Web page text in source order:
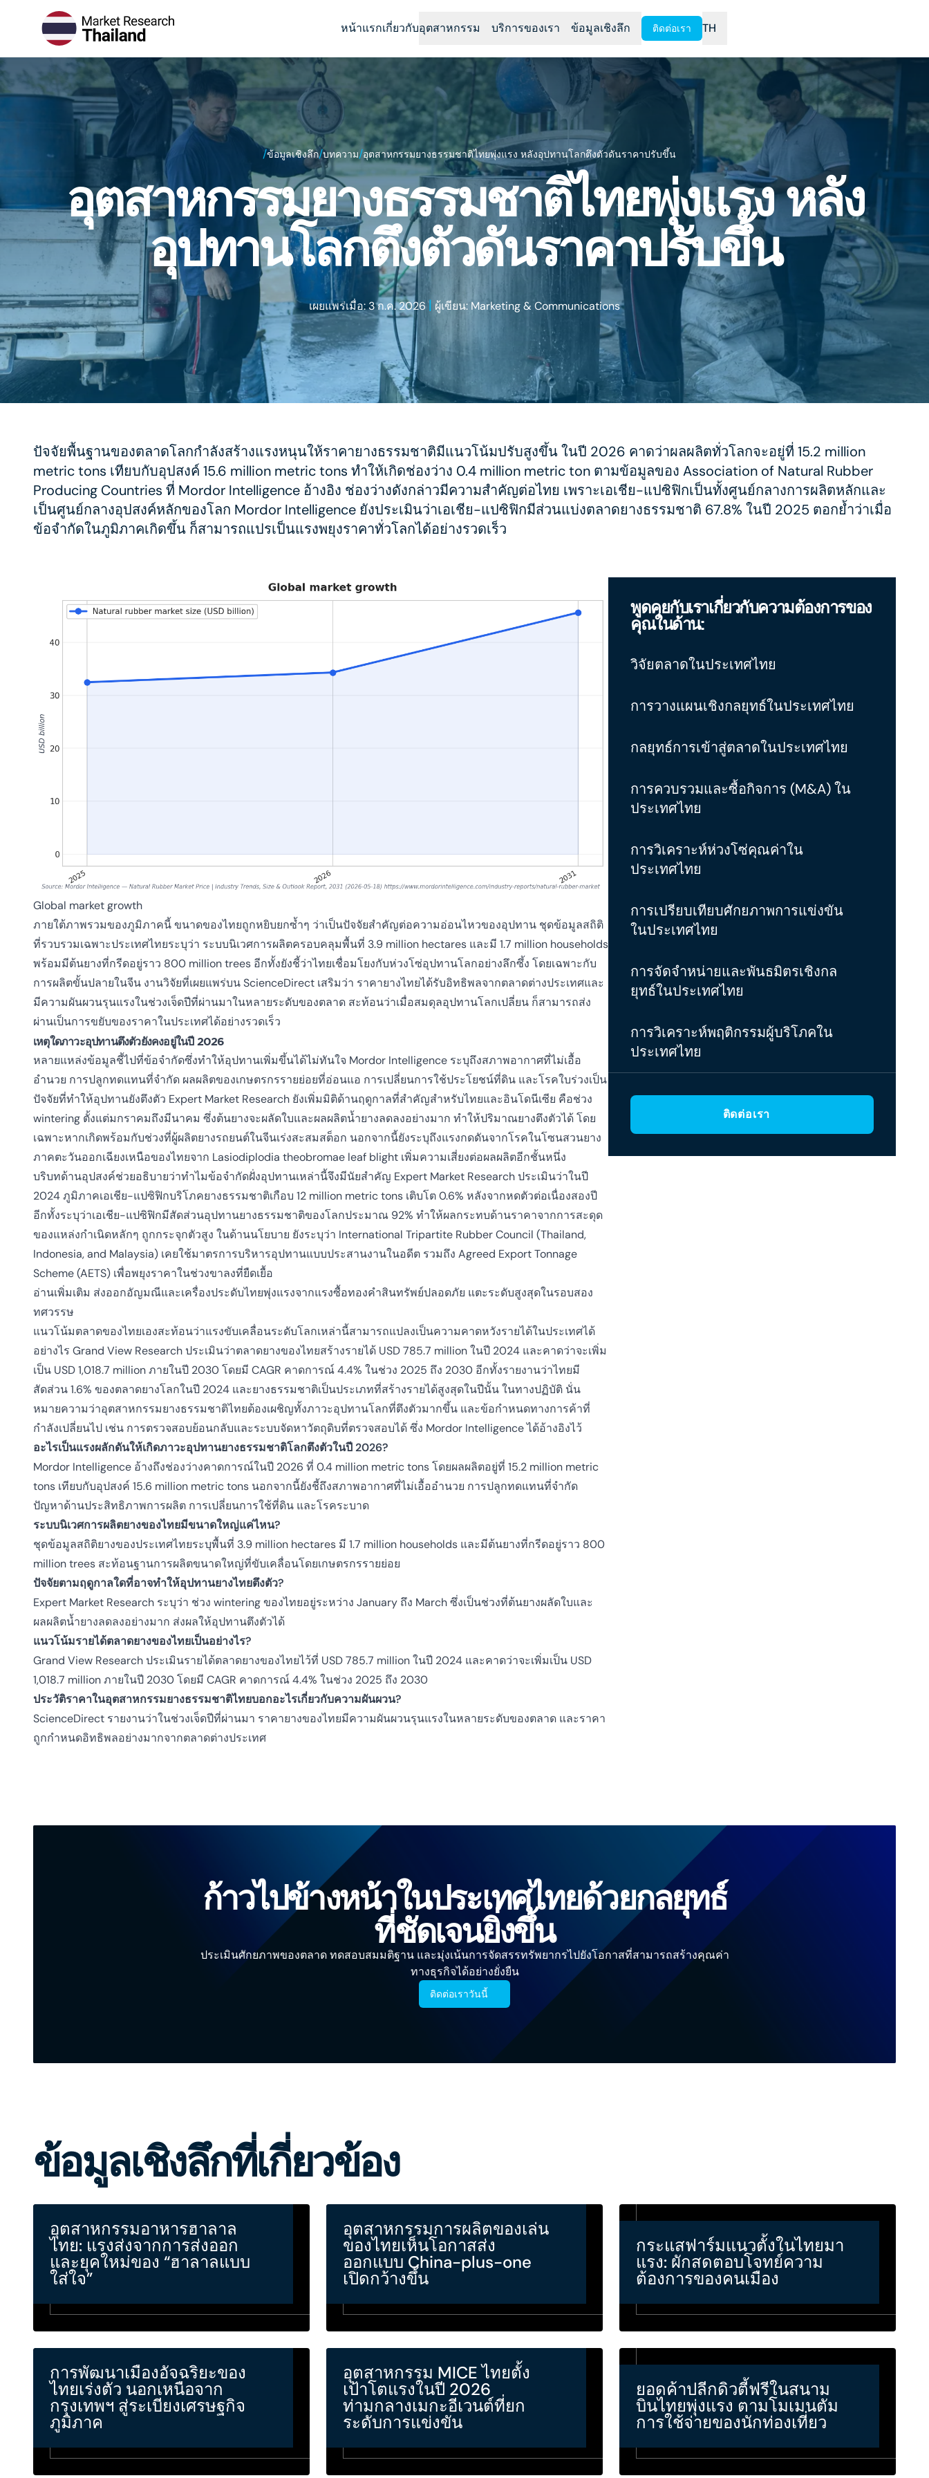
หน้าแรกเกี่ยวกับอุตสาหกรรม บริการของเรา ข้อมูลเชิงลึก ติดต่อเรา TH
/ข้อมูลเชิงลึก/บทความ/อุตสาหกรรมยางธรรมชาติไทยพุ่งแรง หลังอุปทานโลกตึงตัวดันราคาปรับขึ้น
อุตสาหกรรมยางธรรมชาติไทยพุ่งแรง หลัง
อุปทานโลกตึงตัวดันราคาปรับขึ้น
เผยแพร่เมื่อ: 3 ก.ค. 2026| ผู้เขียน: Marketing & Communications
ปัจจัยพื้นฐานของตลาดโลกกำลังสร้างแรงหนุนให้ราคายางธรรมชาติมีแนวโน้มปรับสูงขึ้น ในปี 2026 คาดว่าผลผลิตทั่วโลกจะอยู่ที่ 15.2 million
metric tons เทียบกับอุปสงค์ 15.6 million metric tons ทำให้เกิดช่องว่าง 0.4 million metric ton ตามข้อมูลของ Association of Natural Rubber
Producing Countries ที่ Mordor Intelligence อ้างอิง ช่องว่างดังกล่าวมีความสำคัญต่อไทย เพราะเอเชีย-แปซิฟิกเป็นทั้งศูนย์กลางการผลิตหลักและ
เป็นศูนย์กลางอุปสงค์หลักของโลก Mordor Intelligence ยังประเมินว่าเอเชีย-แปซิฟิกมีส่วนแบ่งตลาดยางธรรมชาติ 67.8% ในปี 2025 ตอกย้ำว่าเมื่อ
ข้อจำกัดในภูมิภาคเกิดขึ้น ก็สามารถแปรเป็นแรงพยุงราคาทั่วโลกได้อย่างรวดเร็ว
Global market growth
ภายใต้ภาพรวมของภูมิภาคนี้ ขนาดของไทยถูกหยิบยกซ้ำๆ ว่าเป็นปัจจัยสำคัญต่อความอ่อนไหวของอุปทาน ชุดข้อมูลสถิติ
ที่รวบรวมเฉพาะประเทศไทยระบุว่า ระบบนิเวศการผลิตครอบคลุมพื้นที่ 3.9 million hectares และมี 1.7 million households
พร้อมมีต้นยางที่กรีดอยู่ราว 800 million trees อีกทั้งยังชี้ว่าไทยเชื่อมโยงกับห่วงโซ่อุปทานโลกอย่างลึกซึ้ง โดยเฉพาะกับ
การผลิตขั้นปลายในจีน งานวิจัยที่เผยแพร่บน ScienceDirect เสริมว่า ราคายางไทยได้รับอิทธิพลจากตลาดต่างประเทศและ
มีความผันผวนรุนแรงในช่วงเจ็ดปีที่ผ่านมาในหลายระดับของตลาด สะท้อนว่าเมื่อสมดุลอุปทานโลกเปลี่ยน ก็สามารถส่ง
ผ่านเป็นการขยับของราคาในประเทศได้อย่างรวดเร็ว
เหตุใดภาวะอุปทานตึงตัวยังคงอยู่ในปี 2026
หลายแหล่งข้อมูลชี้ไปที่ข้อจำกัดซึ่งทำให้อุปทานเพิ่มขึ้นได้ไม่ทันใจ Mordor Intelligence ระบุถึงสภาพอากาศที่ไม่เอื้อ
อำนวย การปลูกทดแทนที่จำกัด ผลผลิตของเกษตรกรรายย่อยที่อ่อนแอ การเปลี่ยนการใช้ประโยชน์ที่ดิน และโรคใบร่วงเป็น
ปัจจัยที่ทำให้อุปทานยังตึงตัว Expert Market Research ยังเพิ่มมิติด้านฤดูกาลที่สำคัญสำหรับไทยและอินโดนีเซีย คือช่วง
wintering ตั้งแต่มกราคมถึงมีนาคม ซึ่งต้นยางจะผลัดใบและผลผลิตน้ำยางลดลงอย่างมาก ทำให้ปริมาณยางตึงตัวได้ โดย
เฉพาะหากเกิดพร้อมกับช่วงที่ผู้ผลิตยางรถยนต์ในจีนเร่งสะสมสต็อก นอกจากนี้ยังระบุถึงแรงกดดันจากโรคในโซนสวนยาง
ภาคตะวันออกเฉียงเหนือของไทยจาก Lasiodiplodia theobromae leaf blight เพิ่มความเสี่ยงต่อผลผลิตอีกชั้นหนึ่ง
บริบทด้านอุปสงค์ช่วยอธิบายว่าทำไมข้อจำกัดฝั่งอุปทานเหล่านี้จึงมีนัยสำคัญ Expert Market Research ประเมินว่าในปี
2024 ภูมิภาคเอเชีย-แปซิฟิกบริโภคยางธรรมชาติเกือบ 12 million metric tons เติบโต 0.6% หลังจากหดตัวต่อเนื่องสองปี
อีกทั้งระบุว่าเอเชีย-แปซิฟิกมีสัดส่วนอุปทานยางธรรมชาติของโลกประมาณ 92% ทำให้ผลกระทบด้านราคาจากการสะดุด
ของแหล่งกำเนิดหลักๆ ถูกกระจุกตัวสูง ในด้านนโยบาย ยังระบุว่า International Tripartite Rubber Council (Thailand,
Indonesia, and Malaysia) เคยใช้มาตรการบริหารอุปทานแบบประสานงานในอดีต รวมถึง Agreed Export Tonnage
Scheme (AETS) เพื่อพยุงราคาในช่วงขาลงที่ยืดเยื้อ
อ่านเพิ่มเติม ส่งออกอัญมณีและเครื่องประดับไทยพุ่งแรงจากแรงซื้อทองคำสินทรัพย์ปลอดภัย แตะระดับสูงสุดในรอบสอง
ทศวรรษ
แนวโน้มตลาดของไทยเองสะท้อนว่าแรงขับเคลื่อนระดับโลกเหล่านี้สามารถแปลงเป็นความคาดหวังรายได้ในประเทศได้
อย่างไร Grand View Research ประเมินว่าตลาดยางของไทยสร้างรายได้ USD 785.7 million ในปี 2024 และคาดว่าจะเพิ่ม
เป็น USD 1,018.7 million ภายในปี 2030 โดยมี CAGR คาดการณ์ 4.4% ในช่วง 2025 ถึง 2030 อีกทั้งรายงานว่าไทยมี
สัดส่วน 1.6% ของตลาดยางโลกในปี 2024 และยางธรรมชาติเป็นประเภทที่สร้างรายได้สูงสุดในปีนั้น ในทางปฏิบัติ นั่น
หมายความว่าอุตสาหกรรมยางธรรมชาติไทยต้องเผชิญทั้งภาวะอุปทานโลกที่ตึงตัวมากขึ้น และข้อกำหนดทางการค้าที่
กำลังเปลี่ยนไป เช่น การตรวจสอบย้อนกลับและระบบจัดหาวัตถุดิบที่ตรวจสอบได้ ซึ่ง Mordor Intelligence ได้อ้างอิงไว้
อะไรเป็นแรงผลักดันให้เกิดภาวะอุปทานยางธรรมชาติโลกตึงตัวในปี 2026?
Mordor Intelligence อ้างถึงช่องว่างคาดการณ์ในปี 2026 ที่ 0.4 million metric tons โดยผลผลิตอยู่ที่ 15.2 million metric
tons เทียบกับอุปสงค์ 15.6 million metric tons นอกจากนี้ยังชี้ถึงสภาพอากาศที่ไม่เอื้ออำนวย การปลูกทดแทนที่จำกัด
ปัญหาด้านประสิทธิภาพการผลิต การเปลี่ยนการใช้ที่ดิน และโรคระบาด
ระบบนิเวศการผลิตยางของไทยมีขนาดใหญ่แค่ไหน?
ชุดข้อมูลสถิติยางของประเทศไทยระบุพื้นที่ 3.9 million hectares มี 1.7 million households และมีต้นยางที่กรีดอยู่ราว 800
million trees สะท้อนฐานการผลิตขนาดใหญ่ที่ขับเคลื่อนโดยเกษตรกรรายย่อย
ปัจจัยตามฤดูกาลใดที่อาจทำให้อุปทานยางไทยตึงตัว?
Expert Market Research ระบุว่า ช่วง wintering ของไทยอยู่ระหว่าง January ถึง March ซึ่งเป็นช่วงที่ต้นยางผลัดใบและ
ผลผลิตน้ำยางลดลงอย่างมาก ส่งผลให้อุปทานตึงตัวได้
แนวโน้มรายได้ตลาดยางของไทยเป็นอย่างไร?
Grand View Research ประเมินรายได้ตลาดยางของไทยไว้ที่ USD 785.7 million ในปี 2024 และคาดว่าจะเพิ่มเป็น USD
1,018.7 million ภายในปี 2030 โดยมี CAGR คาดการณ์ 4.4% ในช่วง 2025 ถึง 2030
ประวัติราคาในอุตสาหกรรมยางธรรมชาติไทยบอกอะไรเกี่ยวกับความผันผวน?
ScienceDirect รายงานว่าในช่วงเจ็ดปีที่ผ่านมา ราคายางของไทยมีความผันผวนรุนแรงในหลายระดับของตลาด และราคา
ถูกกำหนดอิทธิพลอย่างมากจากตลาดต่างประเทศ
พูดคุยกับเราเกี่ยวกับความต้องการของ
คุณในด้าน:
วิจัยตลาดในประเทศไทย
การวางแผนเชิงกลยุทธ์ในประเทศไทย
กลยุทธ์การเข้าสู่ตลาดในประเทศไทย
การควบรวมและซื้อกิจการ (M&A) ใน
ประเทศไทย
การวิเคราะห์ห่วงโซ่คุณค่าใน
ประเทศไทย
การเปรียบเทียบศักยภาพการแข่งขัน
ในประเทศไทย
การจัดจำหน่ายและพันธมิตรเชิงกล
ยุทธ์ในประเทศไทย
การวิเคราะห์พฤติกรรมผู้บริโภคใน
ประเทศไทย
ติดต่อเรา
ก้าวไปข้างหน้าในประเทศไทยด้วยกลยุทธ์
ที่ชัดเจนยิ่งขึ้น
ประเมินศักยภาพของตลาด ทดสอบสมมติฐาน และมุ่งเน้นการจัดสรรทรัพยากรไปยังโอกาสที่สามารถสร้างคุณค่า
ทางธุรกิจได้อย่างยั่งยืน
ติดต่อเราวันนี้
ข้อมูลเชิงลึกที่เกี่ยวข้อง
อุตสาหกรรมอาหารฮาลาล
ไทย: แรงส่งจากการส่งออก
และยุคใหม่ของ “ฮาลาลแบบ
ใส่ใจ”
อุตสาหกรรมการผลิตของเล่น
ของไทยเห็นโอกาสส่ง
ออกแบบ China-plus-one
เปิดกว้างขึ้น
กระแสฟาร์มแนวตั้งในไทยมา
แรง: ผักสดตอบโจทย์ความ
ต้องการของคนเมือง
การพัฒนาเมืองอัจฉริยะของ
ไทยเร่งตัว นอกเหนือจาก
กรุงเทพฯ สู่ระเบียงเศรษฐกิจ
ภูมิภาค
อุตสาหกรรม MICE ไทยตั้ง
เป้าโตแรงในปี 2026
ท่ามกลางเมกะอีเวนต์ที่ยก
ระดับการแข่งขัน
ยอดค้าปลีกดิวตี้ฟรีในสนาม
บินไทยพุ่งแรง ตามโมเมนตัม
การใช้จ่ายของนักท่องเที่ยว